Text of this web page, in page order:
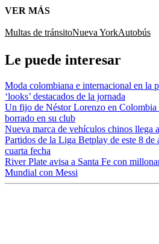
VER MÁS
Multas de tránsitoNueva YorkAutobús
Le puede interesar
Moda colombiana e internacional en la
‘looks’ destacados de la jornada
Un fijo de Néstor Lorenzo en Colombia
borrado en su club
Nueva marca de vehículos chinos llega
Partidos de la Liga Betplay de este 8 de
cuarta fecha
River Plate avisa a Santa Fe con
Mundial con Messi